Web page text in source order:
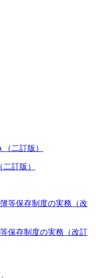
訂版）
保存制度の実務（改訂